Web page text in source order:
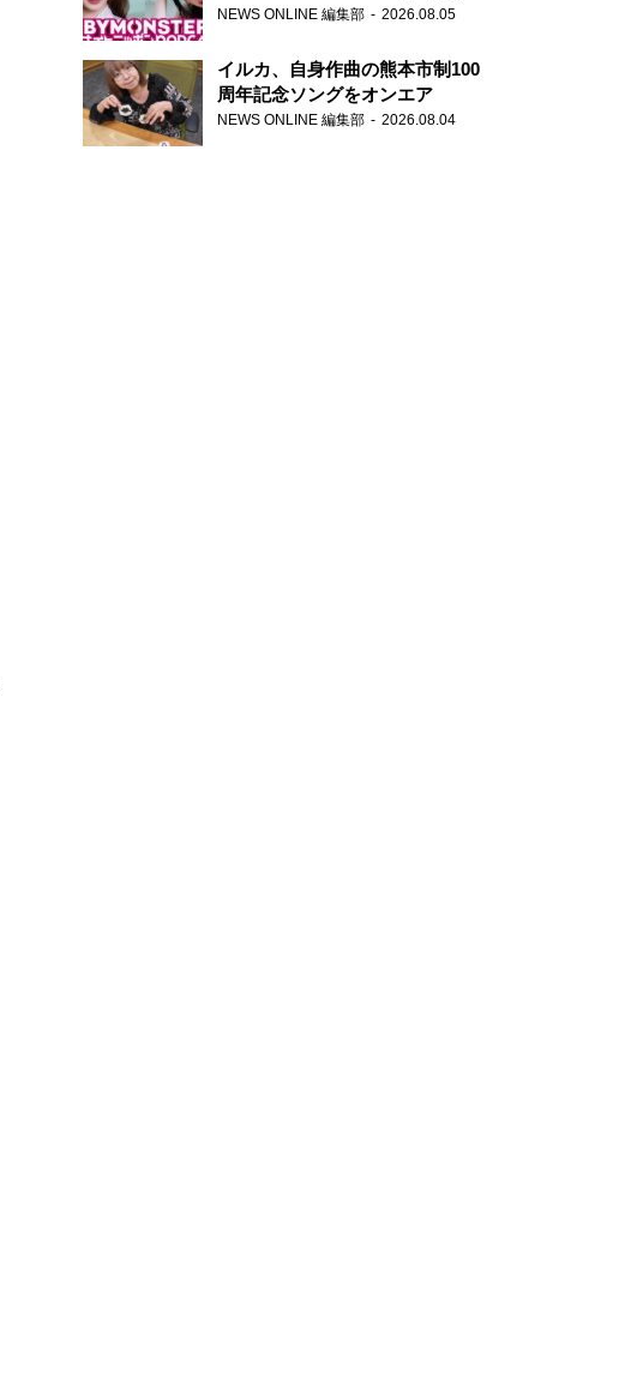
トニッポンPODCAST』月替わり
NEWS ONLINE 編集部 2026.08.05
イルカ、自身作曲の熊本市制100
周年記念ソングをオンエア
NEWS ONLINE 編集部 2026.08.04